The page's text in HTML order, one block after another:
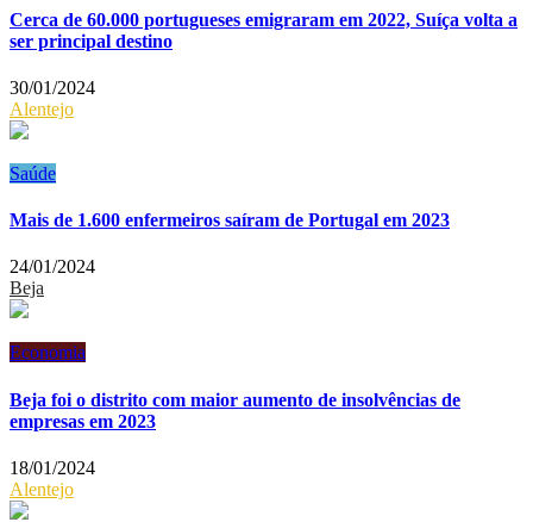
Cerca de 60.000 portugueses emigraram em 2022, Suíça volta a
ser principal destino
30/01/2024
Alentejo
Saúde
Mais de 1.600 enfermeiros saíram de Portugal em 2023
24/01/2024
Beja
Economia
Beja foi o distrito com maior aumento de insolvências de
empresas em 2023
18/01/2024
Alentejo